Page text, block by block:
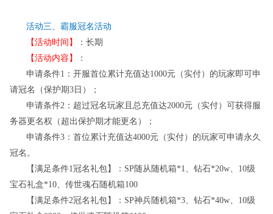
活动三、霸服冠名活动
【活动时间】
：长期
【活动内容】
：
申请条件1：开服首位累计充值达1000元（实付）的玩家即可申
请冠名（保护期3日）；
申请条件2：超过冠名玩家且总充值达2000元（实付）可获得服
务器更名权（超出保护期才能更名）；
申请条件3：首位累计充值达4000元（实付）的玩家可申请永久
冠名。
【满足条件1冠名礼包】：SP随从随机箱*1、钻石*20w、10级
宝石礼盒*10、传世魂石随机箱100
【满足条件2冠名礼包】：SP神兵随机箱*3、钻石*40w、10级